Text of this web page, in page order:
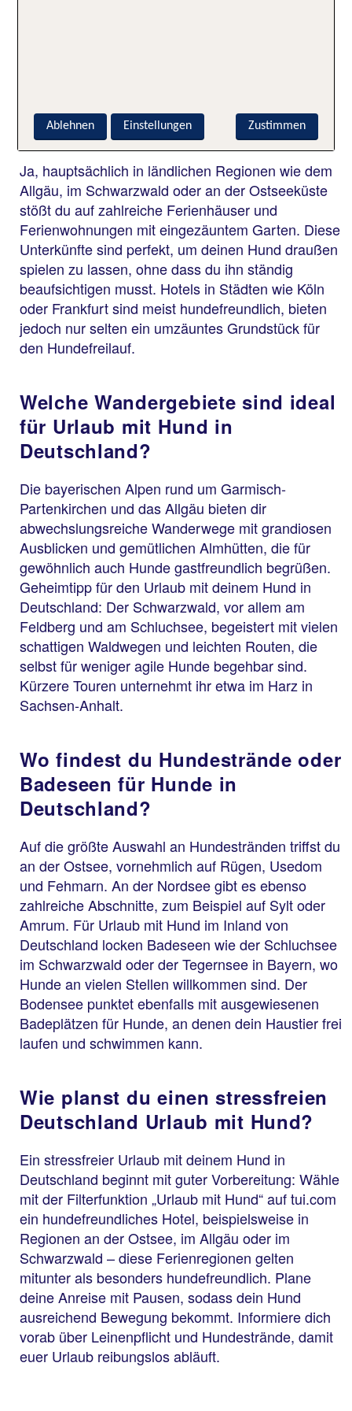
Unterkünfte mit umzäuntem
Grundstück?
Ja, hauptsächlich in ländlichen Regionen wie dem
Allgäu, im Schwarzwald oder an der Ostseeküste
stößt du auf zahlreiche Ferienhäuser und
Ferienwohnungen mit eingezäuntem Garten. Diese
Unterkünfte sind perfekt, um deinen Hund draußen
spielen zu lassen, ohne dass du ihn ständig
beaufsichtigen musst. Hotels in Städten wie Köln
oder Frankfurt sind meist hundefreundlich, bieten
jedoch nur selten ein umzäuntes Grundstück für
den Hundefreilauf.
Welche Wandergebiete sind ideal
für Urlaub mit Hund in
Deutschland?
Die bayerischen Alpen rund um Garmisch-
Partenkirchen und das Allgäu bieten dir
abwechslungsreiche Wanderwege mit grandiosen
Ausblicken und gemütlichen Almhütten, die für
gewöhnlich auch Hunde gastfreundlich begrüßen.
Geheimtipp für den Urlaub mit deinem Hund in
Deutschland: Der Schwarzwald, vor allem am
Feldberg und am Schluchsee, begeistert mit vielen
schattigen Waldwegen und leichten Routen, die
selbst für weniger agile Hunde begehbar sind.
Kürzere Touren unternehmt ihr etwa im Harz in
Sachsen-Anhalt.
Wo findest du Hundestrände oder
Badeseen für Hunde in
Deutschland?
Auf die größte Auswahl an Hundestränden triffst du
an der Ostsee, vornehmlich auf Rügen, Usedom
und Fehmarn. An der Nordsee gibt es ebenso
zahlreiche Abschnitte, zum Beispiel auf Sylt oder
Amrum. Für Urlaub mit Hund im Inland von
Deutschland locken Badeseen wie der Schluchsee
im Schwarzwald oder der Tegernsee in Bayern, wo
Hunde an vielen Stellen willkommen sind. Der
Bodensee punktet ebenfalls mit ausgewiesenen
Badeplätzen für Hunde, an denen dein Haustier frei
laufen und schwimmen kann.
Wie planst du einen stressfreien
Deutschland Urlaub mit Hund?
Ein stressfreier Urlaub mit deinem Hund in
Deutschland beginnt mit guter Vorbereitung: Wähle
mit der Filterfunktion „Urlaub mit Hund“ auf tui.com
ein hundefreundliches Hotel, beispielsweise in
Regionen an der Ostsee, im Allgäu oder im
Schwarzwald – diese Ferienregionen gelten
mitunter als besonders hundefreundlich. Plane
deine Anreise mit Pausen, sodass dein Hund
ausreichend Bewegung bekommt. Informiere dich
vorab über Leinenpflicht und Hundestrände, damit
euer Urlaub reibungslos abläuft.
Zustimmen
Ablehnen Einstellungen